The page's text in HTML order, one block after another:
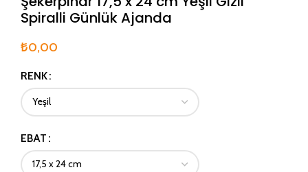
Spiralli Günlük Ajanda
₺0,00
RENK
EBAT